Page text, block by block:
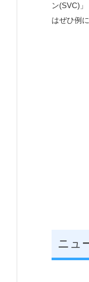
ン(SVC)
はぜひ例
ニュ